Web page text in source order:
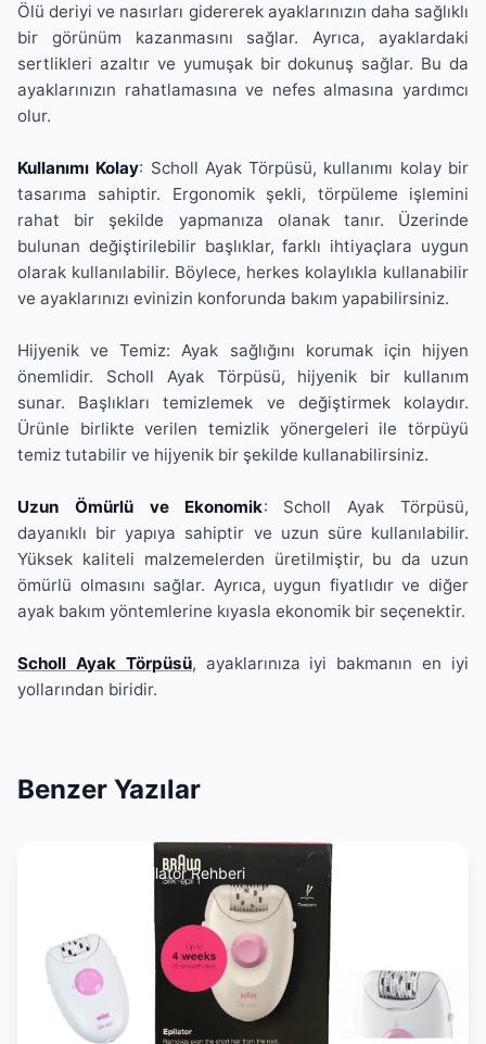
Ölü deriyi ve nasırları gidererek ayaklarınızın daha sağlıklı
bir görünüm kazanmasını sağlar. Ayrıca, ayaklardaki
sertlikleri azaltır ve yumuşak bir dokunuş sağlar. Bu da
ayaklarınızın rahatlamasına ve nefes almasına yardımcı
olur.
Kullanımı Kolay: Scholl Ayak Törpüsü, kullanımı kolay bir
tasarıma sahiptir. Ergonomik şekli, törpüleme işlemini
rahat bir şekilde yapmanıza olanak tanır. Üzerinde
bulunan değiştirilebilir başlıklar, farklı ihtiyaçlara uygun
olarak kullanılabilir. Böylece, herkes kolaylıkla kullanabilir
ve ayaklarınızı evinizin konforunda bakım yapabilirsiniz.
Hijyenik ve Temiz: Ayak sağlığını korumak için hijyen
önemlidir. Scholl Ayak Törpüsü, hijyenik bir kullanım
sunar. Başlıkları temizlemek ve değiştirmek kolaydır.
Ürünle birlikte verilen temizlik yönergeleri ile törpüyü
temiz tutabilir ve hijyenik bir şekilde kullanabilirsiniz.
Uzun Ömürlü ve Ekonomik: Scholl Ayak Törpüsü,
dayanıklı bir yapıya sahiptir ve uzun süre kullanılabilir.
Yüksek kaliteli malzemelerden üretilmiştir, bu da uzun
ömürlü olmasını sağlar. Ayrıca, uygun fiyatlıdır ve diğer
ayak bakım yöntemlerine kıyasla ekonomik bir seçenektir.
Scholl Ayak Törpüsü, ayaklarınıza iyi bakmanın en iyi
yollarından biridir.
Benzer Yazılar
Epilasyon & Epilatör Rehberi